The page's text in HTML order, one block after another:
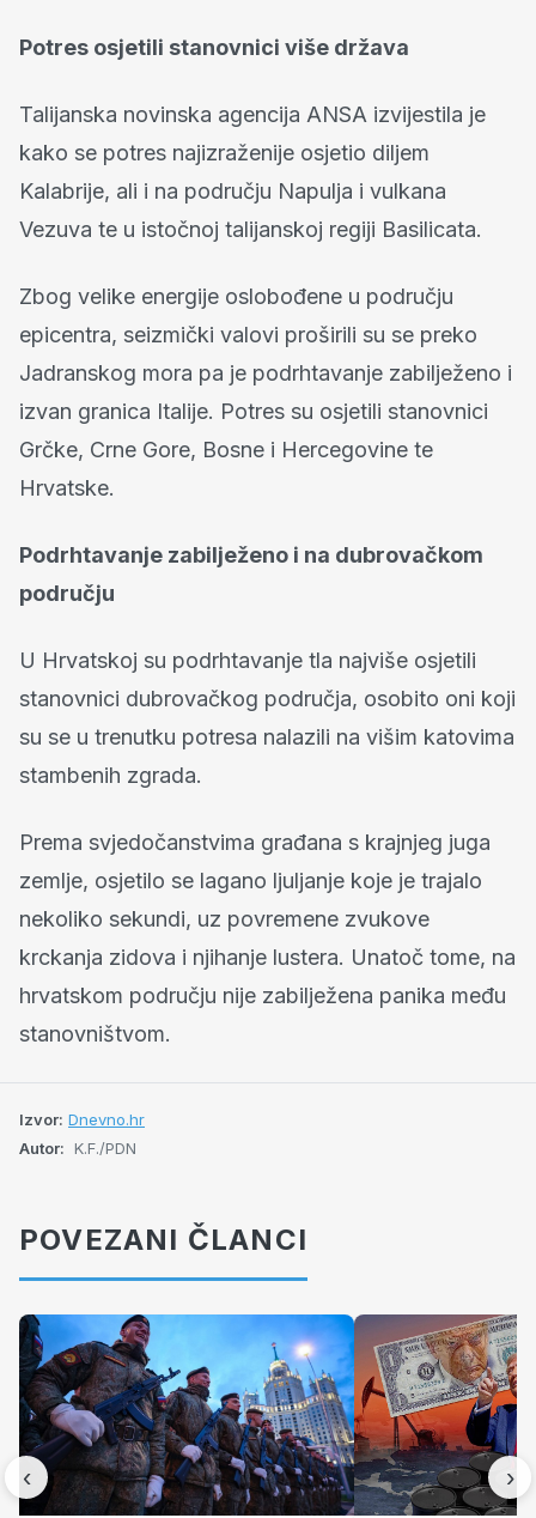
Potres osjetili stanovnici više država
Talijanska novinska agencija ANSA izvijestila je
kako se potres najizraženije osjetio diljem
Kalabrije, ali i na području Napulja i vulkana
Vezuva te u istočnoj talijanskoj regiji Basilicata.
Zbog velike energije oslobođene u području
epicentra, seizmički valovi proširili su se preko
Jadranskog mora pa je podrhtavanje zabilježeno i
izvan granica Italije. Potres su osjetili stanovnici
Grčke, Crne Gore, Bosne i Hercegovine te
Hrvatske.
Podrhtavanje zabilježeno i na dubrovačkom
području
U Hrvatskoj su podrhtavanje tla najviše osjetili
stanovnici dubrovačkog područja, osobito oni koji
su se u trenutku potresa nalazili na višim katovima
stambenih zgrada.
Prema svjedočanstvima građana s krajnjeg juga
zemlje, osjetilo se lagano ljuljanje koje je trajalo
nekoliko sekundi, uz povremene zvukove
krckanja zidova i njihanje lustera. Unatoč tome, na
hrvatskom području nije zabilježena panika među
stanovništvom.
Izvor: Dnevno.hr
Autor: K.F./PDN
POVEZANI ČLANCI
‹ ›